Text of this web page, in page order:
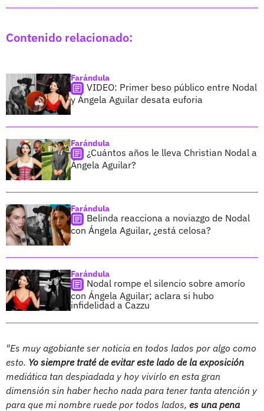
Contenido relacionado:
Farándula
VIDEO: Primer beso público entre Nodal
y Ángela Aguilar desata euforia
Farándula
¿Cuántos años le lleva Christian Nodal a
Ángela Aguilar?
Farándula
Belinda reacciona a noviazgo de Nodal
con Ángela Aguilar, ¿está celosa?
Farándula
Nodal rompe el silencio sobre amorío
con Ángela Aguilar; aclara si hubo
infidelidad a Cazzu
"Es muy agobiante ser noticia en todos lados por algo como
esto. Yo siempre traté de evitar este lado de la exposición
mediática tan despiadada y hoy vivirlo en esta gran
dimensión sin haber hecho nada para tener tanta atención y
para que mi nombre ruede por todos lados, es una pena